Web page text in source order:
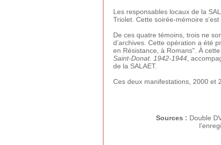
Les responsables locaux de la
Triolet. Cette soirée-mémoire
De ces quatre témoins, trois ne
d’archives. Cette opération a été
en Résistance, à Romans". À
Saint-Donat. 1942-1944 ,
de la SALAET.
Ces deux manifestations, 2000 et
Sources : Double